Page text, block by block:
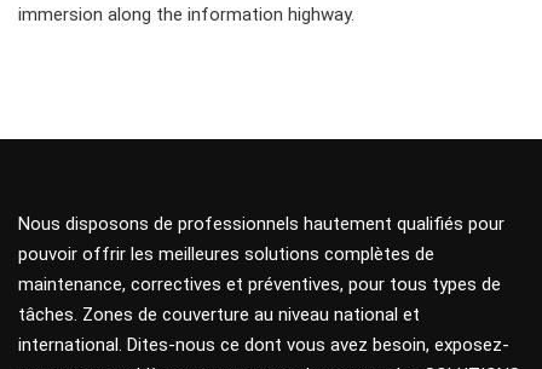
immersion along the information highway.
Nous disposons de professionnels hautement qualifiés pour
pouvoir offrir les meilleures solutions complètes de
maintenance, correctives et préventives, pour tous types de
tâches. Zones de couverture au niveau national et
international. Dites-nous ce dont vous avez besoin, exposez-